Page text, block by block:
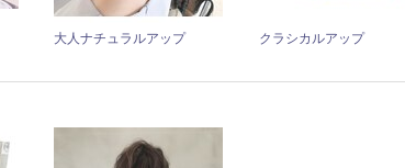
大人ナチュラルアップ クラシカルアップ